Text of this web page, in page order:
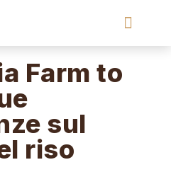
Farm to
sul
riso